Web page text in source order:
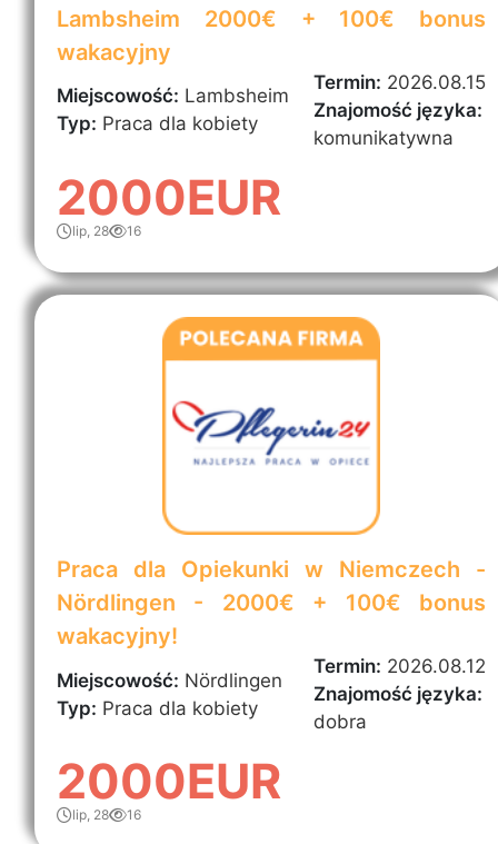
Lambsheim 2000€ + 100€ bonus
wakacyjny
Miejscowość: Lambsheim
Typ: Praca dla kobiety
Termin: 2026.08.15
Znajomość języka:
komunikatywna
2000EUR
lip, 28 16
Praca dla Opiekunki w Niemczech -
Nördlingen - 2000€ + 100€ bonus
wakacyjny!
Miejscowość: Nördlingen
Typ: Praca dla kobiety
Termin: 2026.08.12
Znajomość języka:
dobra
2000EUR
lip, 28 16